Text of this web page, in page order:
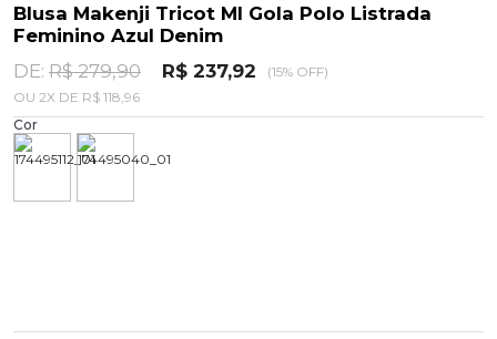
Blusa Makenji Tricot Ml Gola Polo Listrada
Feminino Azul Denim
DE: R$ 279,90 R$ 237,92
(15% OFF)
OU 2X DE R$ 118,96
Cor